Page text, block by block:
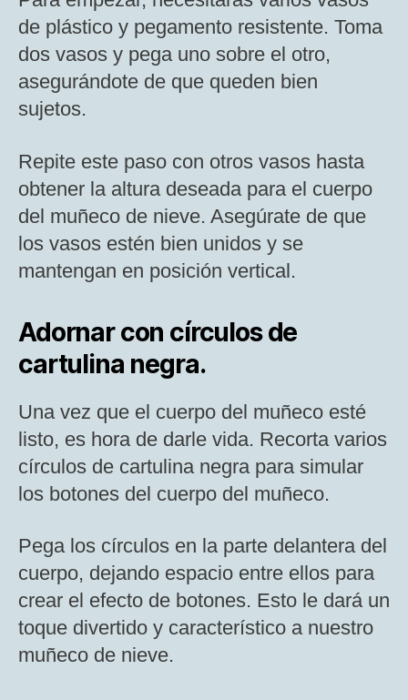
de plástico y pegamento resistente. Toma
dos vasos y pega uno sobre el otro,
asegurándote de que queden bien
sujetos.
Repite este paso con otros vasos hasta
obtener la altura deseada para el cuerpo
del muñeco de nieve. Asegúrate de que
los vasos estén bien unidos y se
mantengan en posición vertical.
Adornar con círculos de
cartulina negra.
Una vez que el cuerpo del muñeco esté
listo, es hora de darle vida. Recorta varios
círculos de cartulina negra para simular
los botones del cuerpo del muñeco.
Pega los círculos en la parte delantera del
cuerpo, dejando espacio entre ellos para
crear el efecto de botones. Esto le dará un
toque divertido y característico a nuestro
muñeco de nieve.